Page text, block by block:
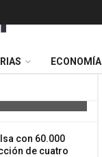
en
con 60.000
de cuatro
ECONOMÍA